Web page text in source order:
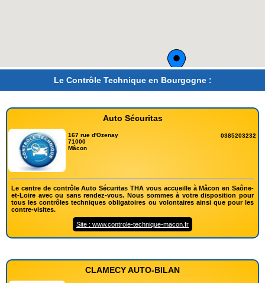
Le Contrôle Technique en Bourgogne :
Auto Sécuritas
167 rue d'Ozenay
71000
Mâcon
0385203232
Le centre de contrôle Auto Sécuritas THA vous accueille à Mâcon en Saône-
et-Loire avec ou sans rendez-vous. Nous sommes à votre disposition pour
tous les contrôles techniques obligatoires ou volontaires ainsi que pour les
contre-visites.
Site : www.controle-technique-macon.fr
CLAMECY AUTO-BILAN